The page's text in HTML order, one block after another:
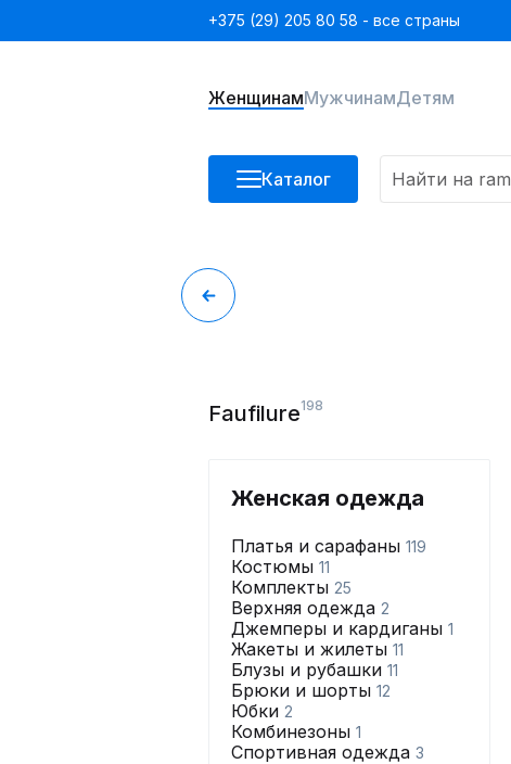
+375 (29) 205 80 58 - все страны
ЖенщинамМужчинамДетям
Каталог
Faufilure198
Женская одежда
Платья и сарафаны 119
Костюмы 11
Комплекты 25
Верхняя одежда 2
Джемперы и кардиганы 1
Жакеты и жилеты 11
Блузы и рубашки 11
Брюки и шорты 12
Юбки 2
Комбинезоны 1
Спортивная одежда 3